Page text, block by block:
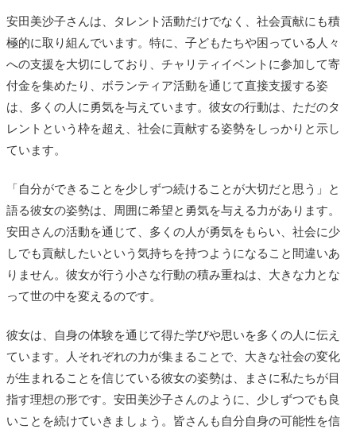
安田美沙子さんは、タレント活動だけでなく、社会貢献にも積
極的に取り組んでいます。特に、子どもたちや困っている人々
への支援を大切にしており、チャリティイベントに参加して寄
付金を集めたり、ボランティア活動を通じて直接支援する姿
は、多くの人に勇気を与えています。彼女の行動は、ただのタ
レントという枠を超え、社会に貢献する姿勢をしっかりと示し
ています。
「自分ができることを少しずつ続けることが大切だと思う」と
語る彼女の姿勢は、周囲に希望と勇気を与える力があります。
安田さんの活動を通じて、多くの人が勇気をもらい、社会に少
しでも貢献したいという気持ちを持つようになること間違いあ
りません。彼女が行う小さな行動の積み重ねは、大きな力とな
って世の中を変えるのです。
彼女は、自身の体験を通じて得た学びや思いを多くの人に伝え
ています。人それぞれの力が集まることで、大きな社会の変化
が生まれることを信じている彼女の姿勢は、まさに私たちが目
指す理想の形です。安田美沙子さんのように、少しずつでも良
いことを続けていきましょう。皆さんも自分自身の可能性を信